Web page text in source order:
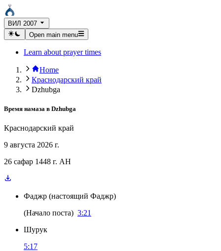
ВИЛ 2007
Open main menu
Learn about prayer times
Home
Краснодарский край
Dzhubga
Время намаза в Dzhubga
Краснодарский край
9 августа 2026 г.
26 сафар 1448 г. AH
Фаджр (настоящий Фаджр)
(Начало поста) 3:21
Шурук
5:17